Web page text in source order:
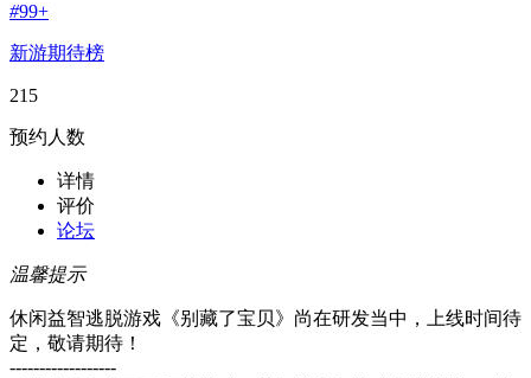
#99+
新游期待榜
215
预约人数
详情
评价
论坛
温馨提示
休闲益智逃脱游戏《别藏了宝贝》尚在研发当中，上线时间待
定，敬请期待！
------------------